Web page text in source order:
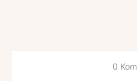
0